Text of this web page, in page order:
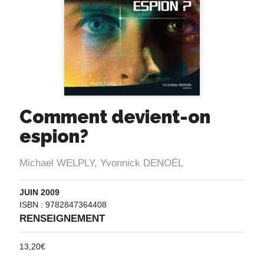
Comment devient-on
espion?
Michael WELPLY, Yvonnick DENOËL
JUIN 2009
ISBN : 9782847364408
RENSEIGNEMENT
13,20€